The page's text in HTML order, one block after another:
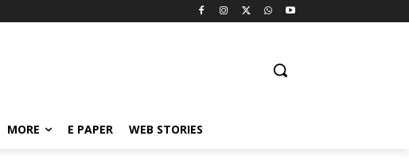
MORE E PAPER WEB STORIES